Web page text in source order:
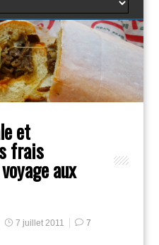
et
frais
aux
7 juillet 2011
7